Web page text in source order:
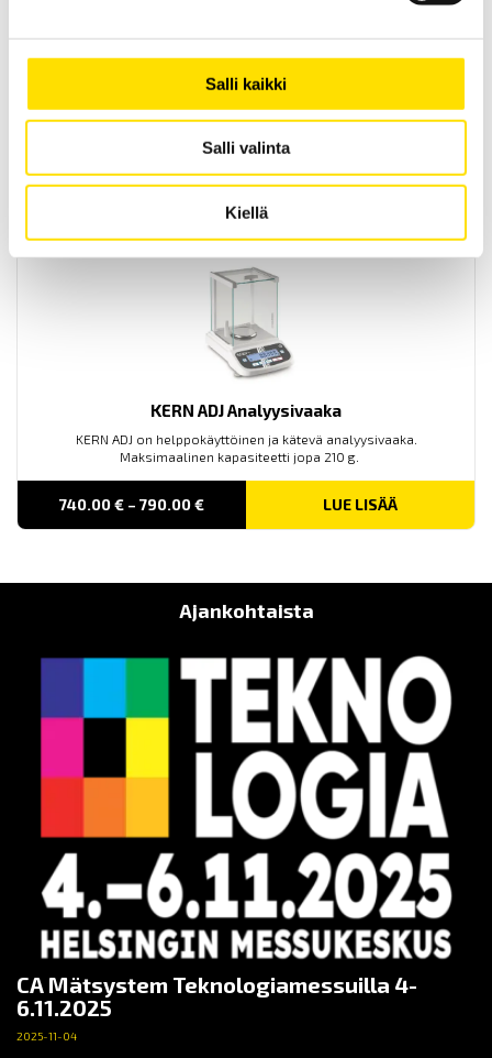
Salli kaikki
Salli valinta
Kiellä
KERN EOE Alustavaaka
KERN EOE on käytännöllinen ja kätevä teollisuusvaaka, jonka
170.00€–320.00€PRICE
RANGE:
170.00 €
THROUGH
320.00 €
LUE LISÄÄ
KERN ADJ Analyysivaaka
KERN ADJ on helppokäyttöinen ja kätevä analyysivaaka.
Maksimaalinen kapasiteetti jopa 210 g.
740.00€ – 790.00€PRICE
740.00 €
LUE LISÄÄ
Ajankohtaista
CA Mätsystem Teknologiamessuilla 4-
6.11.2025
2025-11-04